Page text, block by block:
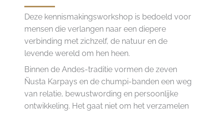
Deze kennismakingsworkshop is bedoeld voor
mensen die verlangen naar een diepere
verbinding met zichzelf, de natuur en de
levende wereld om hen heen.
Binnen de Andes-traditie vormen de zeven
Ñusta Karpays en de chumpi-banden een weg
van relatie, bewustwording en persoonlijke
ontwikkeling. Het gaat niet om het verzamelen